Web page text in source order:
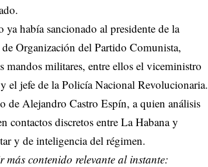
ya había sancionado al presidente de la
Organización del Partido Comunista,
militares, entre ellos el viceministro
el jefe de la Policía Nacional Revolucionaria.
de Alejandro Castro Espín, a quien análisis
contactos discretos entre La Habana y
y de inteligencia del régimen.
más contenido relevante al instante: